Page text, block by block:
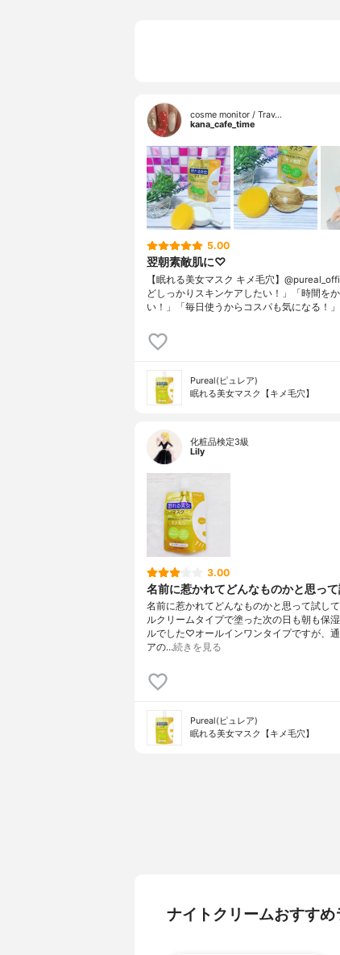
cosme monitor / Trav…
kana_cafe_time
5.00
翌朝素敵肌に♡
【眠れる美女マスク キメ毛穴】
どしっかりスキンケアしたい！」「時間を
い！」「毎日使うからコスパも気になる！
Pureal(ピュレア)
眠れる美女マスク【キメ毛穴】
化粧品検定3級
Lily
3.00
名前に惹かれてどんなものかと思っ
名前に惹かれてどんなものかと思って試し
ルクリームタイプで塗った次の日も朝も保
ルでした♡オールインワンタイプですが、
アの…続きを見る
Pureal(ピュレア)
眠れる美女マスク【キメ毛穴】
ナイトクリームおすす